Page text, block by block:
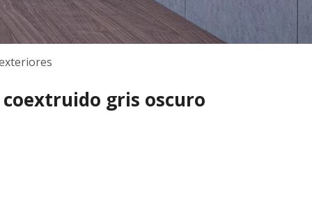
coextruido gris oscuro